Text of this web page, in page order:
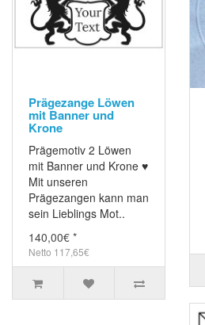
Prägezange Löwen
mit Banner und
Krone
Prägemotiv 2 Löwen
mit Banner und Krone ♥
Mit unseren
Prägezangen kann man
sein Lieblings Mot..
140,00€ *
Netto 117,65€